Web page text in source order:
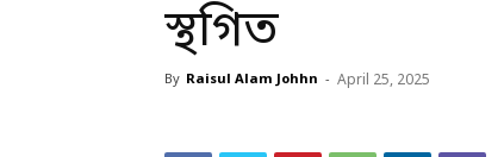
স্থগিত
By Raisul Alam Johhn - April 25, 2025